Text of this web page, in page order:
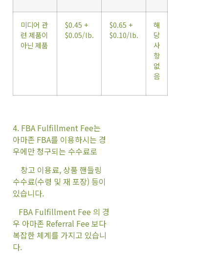
미디어 관
련 제품이
아닌 제품
$0.45 +
$0.05/lb.
$0.65 +
$0.10/lb.
해
당
사
항
없
음
4. FBA Fulfillment Fee는
아마존 FBA를 이용하시는 경
우에만 청구되는 수수료로
창고 이용료, 상품 핸들링
수수료(수령 및 재 포장) 등이
있습니다.
FBA Fulfillment Fee 의 경
우 아마존 Referral Fee 보다
복잡한 체계를 가지고 있습니
다.